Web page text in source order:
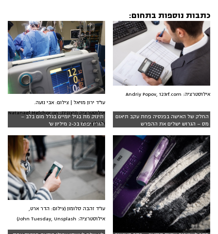
כתבות נוספות בתחום:
החלק של האישה בפנסיה פחת עקב תיאום
מס – הגרוש ישלים את ההפרש
אילוסטרציה: Andriy Popov, 123rf.com
תינוק מת בגיל יומיים בגלל מום בלב –
הוריו יפוצו בכ-2 מיליון ש'
עו"ד ירון מויאל | צילום: אבי נועה.
אילוסטרציה חיצונית: Natanael Melchor on
Unsplash
עו״ד זהבה סלומון (צילום: הדר ארט,
אילוסטרציה: John Tuesday, Unsplash)